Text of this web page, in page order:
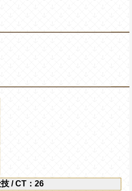
/ CT：26